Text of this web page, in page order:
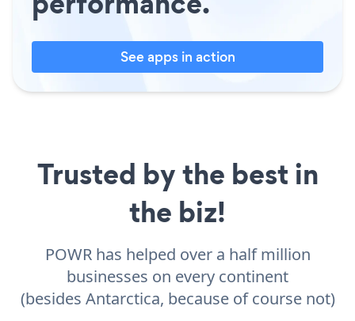
See apps in action
Trusted by the best in
the biz!
POWR has helped over a half million
businesses on every continent
(besides Antarctica, because of course not)